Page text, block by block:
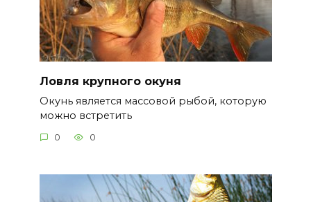
Ловля крупного окуня
Окунь является массовой рыбой, которую
можно встретить
0 0